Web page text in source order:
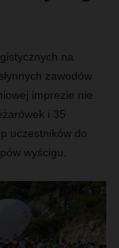
na
zawodów
imprezie nie
i 35
uczestników do
wyścigu.